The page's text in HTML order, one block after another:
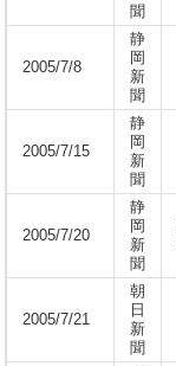
聞
2005/7/8
静
岡
新
聞
2005/7/15
静
岡
新
聞
2005/7/20
静
岡
新
聞
2005/7/21
朝
日
新
聞